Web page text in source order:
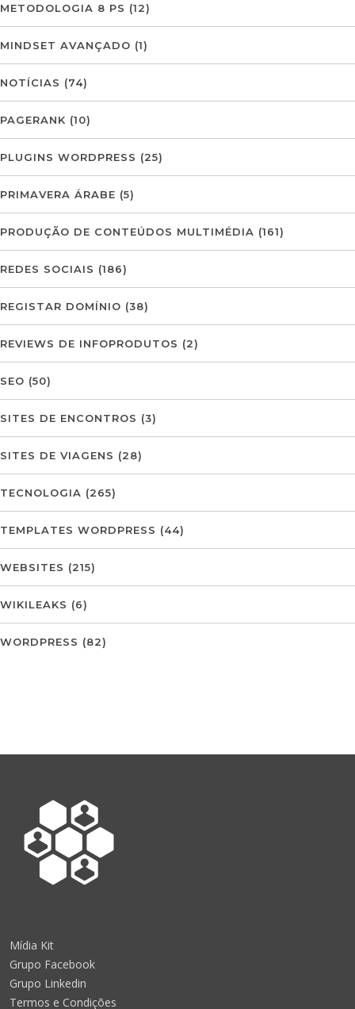
METODOLOGIA 8 PS (12)
MINDSET AVANÇADO (1)
NOTÍCIAS (74)
PAGERANK (10)
PLUGINS WORDPRESS (25)
PRIMAVERA ÁRABE (5)
PRODUÇÃO DE CONTEÚDOS MULTIMÉDIA (161)
REDES SOCIAIS (186)
REGISTAR DOMÍNIO (38)
REVIEWS DE INFOPRODUTOS (2)
SEO (50)
SITES DE ENCONTROS (3)
SITES DE VIAGENS (28)
TECNOLOGIA (265)
TEMPLATES WORDPRESS (44)
WEBSITES (215)
WIKILEAKS (6)
WORDPRESS (82)
Mídia Kit
Grupo Facebook
Grupo Linkedin
Termos e Condições